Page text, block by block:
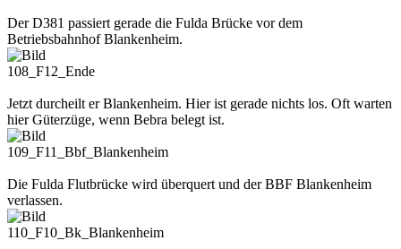
Der D381 passiert gerade die Fulda Brücke vor dem
Betriebsbahnhof Blankenheim.
108_F12_Ende
Jetzt durcheilt er Blankenheim. Hier ist gerade nichts los. Oft warten
hier Güterzüge, wenn Bebra belegt ist.
109_F11_Bbf_Blankenheim
Die Fulda Flutbrücke wird überquert und der BBF Blankenheim
verlassen.
110_F10_Bk_Blankenheim